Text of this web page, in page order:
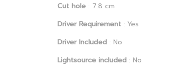
Cut hole : 7.8 cm
Driver Requirement : Yes
Driver Included : No
Lightsource included : No